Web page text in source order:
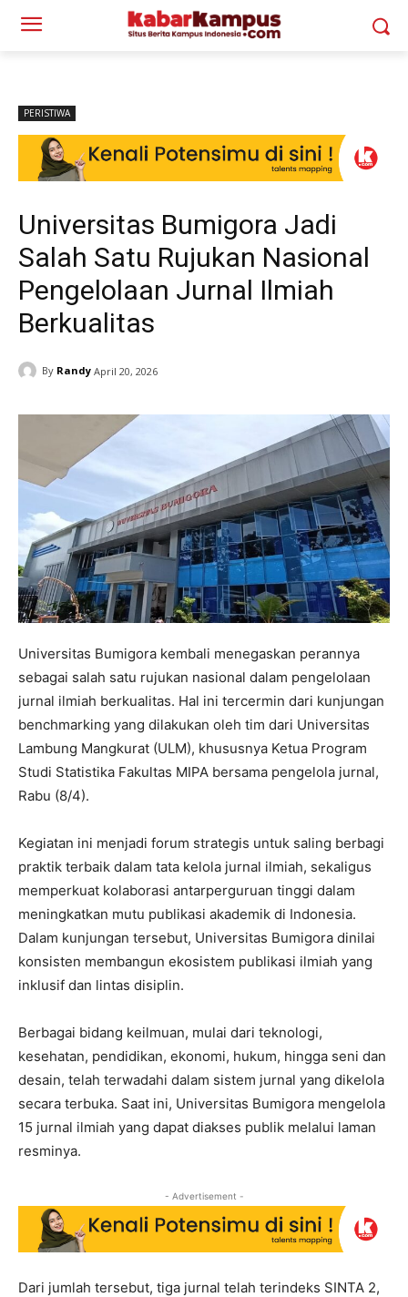
PERISTIWA
Universitas Bumigora Jadi
Salah Satu Rujukan Nasional
Pengelolaan Jurnal Ilmiah
Berkualitas
By Randy April 20, 2026
Universitas Bumigora kembali menegaskan perannya
sebagai salah satu rujukan nasional dalam pengelolaan
jurnal ilmiah berkualitas. Hal ini tercermin dari kunjungan
benchmarking yang dilakukan oleh tim dari Universitas
Lambung Mangkurat (ULM), khususnya Ketua Program
Studi Statistika Fakultas MIPA bersama pengelola jurnal,
Rabu (8/4).
Kegiatan ini menjadi forum strategis untuk saling berbagi
praktik terbaik dalam tata kelola jurnal ilmiah, sekaligus
memperkuat kolaborasi antarperguruan tinggi dalam
meningkatkan mutu publikasi akademik di Indonesia.
Dalam kunjungan tersebut, Universitas Bumigora dinilai
konsisten membangun ekosistem publikasi ilmiah yang
inklusif dan lintas disiplin.
Berbagai bidang keilmuan, mulai dari teknologi,
kesehatan, pendidikan, ekonomi, hukum, hingga seni dan
desain, telah terwadahi dalam sistem jurnal yang dikelola
secara terbuka. Saat ini, Universitas Bumigora mengelola
15 jurnal ilmiah yang dapat diakses publik melalui laman
resminya.
- Advertisement -
Dari jumlah tersebut, tiga jurnal telah terindeks SINTA 2,